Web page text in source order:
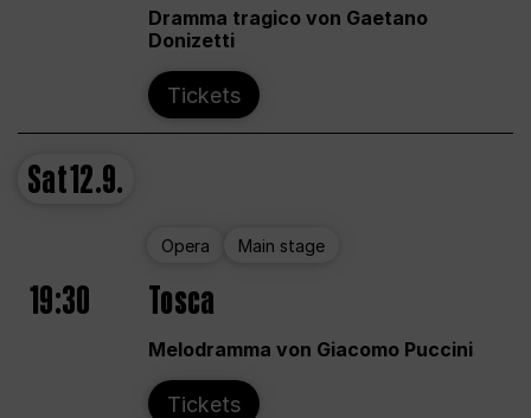
Dramma tragico von Gaetano
Donizetti
Tickets
Sat12.9.
Opera Main stage
19:30 Tosca
Melodramma von Giacomo Puccini
Tickets